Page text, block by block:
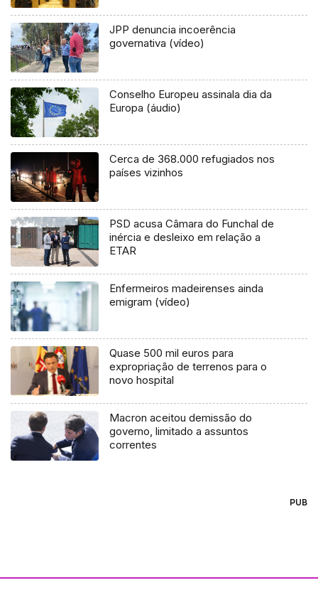
JPP denuncia incoerência
governativa (vídeo)
Conselho Europeu assinala dia da
Europa (áudio)
Cerca de 368.000 refugiados nos
países vizinhos
PSD acusa Câmara do Funchal de
inércia e desleixo em relação a
ETAR
Enfermeiros madeirenses ainda
emigram (vídeo)
Quase 500 mil euros para
expropriação de terrenos para o
novo hospital
Macron aceitou demissão do
governo, limitado a assuntos
correntes
PUB